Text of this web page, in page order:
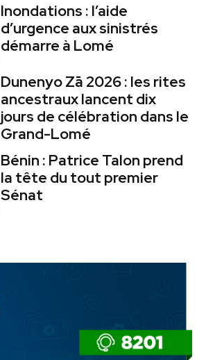
Inondations : l’aide
d’urgence aux sinistrés
démarre à Lomé
Dunenyo Zā 2026 : les rites
ancestraux lancent dix
jours de célébration dans le
Grand-Lomé
Bénin : Patrice Talon prend
la tête du tout premier
Sénat